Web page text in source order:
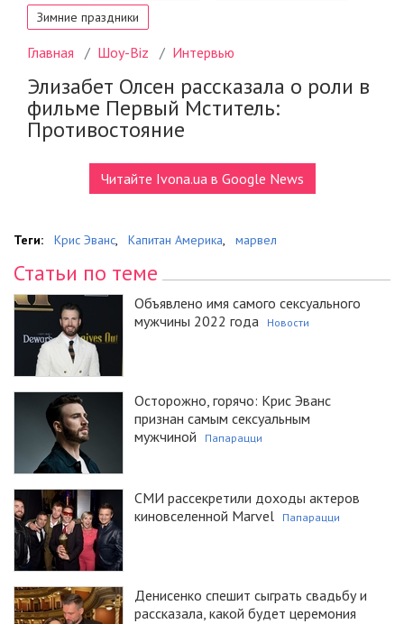
Читайте Ivona.ua в Google News
Теги: Крис Эванс, Капитан Америка, марвел
Статьи по теме
Объявлено имя самого сексуального
мужчины 2022 года
Новости
Осторожно, горячо: Крис Эванс
признан самым сексуальным
мужчиной
Папарацци
СМИ рассекретили доходы актеров
киновселенной Marvel
Папарацци
Денисенко спешит сыграть свадьбу и
рассказала, какой будет церемония